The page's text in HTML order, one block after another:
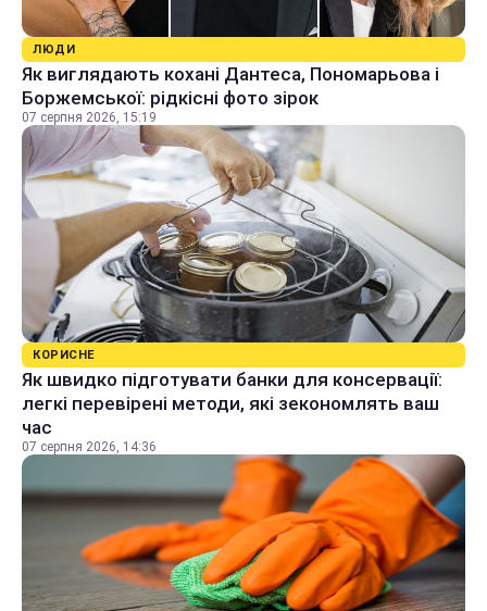
ЛЮДИ
Як виглядають кохані Дантеса, Пономарьова і
Боржемської: рідкісні фото зірок
07 серпня 2026, 15:19
КОРИСНЕ
Як швидко підготувати банки для консервації:
легкі перевірені методи, які зекономлять ваш
час
07 серпня 2026, 14:36